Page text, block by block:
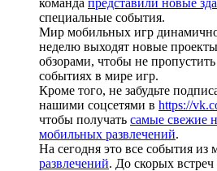
специальные события.
Мир мобильных игр
неделю выходят новые
обзорами, чтобы не
событиях в мире игр.
Кроме того, не забудьте
нашими соцсетями в https://
чтобы получать самые свежие
мобильных развлечений.
На сегодня это все события из
развлечений. До скорых